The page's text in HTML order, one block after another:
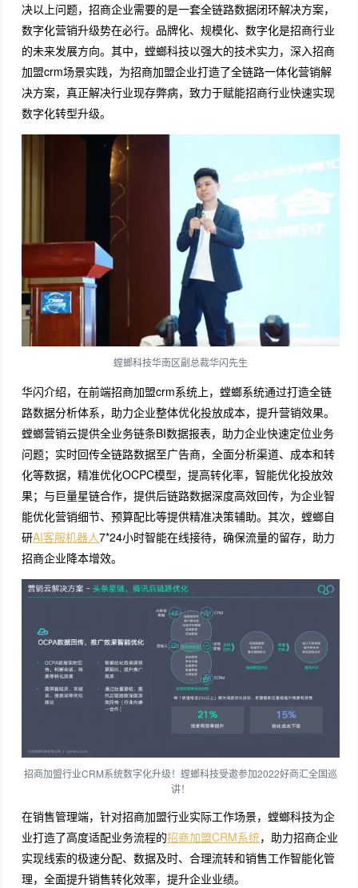
决以上问题，招商企业需要的是一套全链路数据闭环解决方案，
数字化营销升级势在必行。品牌化、规模化、数字化是招商行业
的未来发展方向。其中，螳螂科技以强大的技术实力，深入招商
加盟crm场景实践，为招商加盟企业打造了全链路一体化营销解
决方案，真正解决行业现存弊病，致力于赋能招商行业快速实现
数字化转型升级。
螳螂科技华南区副总裁华闪先生
华闪介绍，在前端招商加盟crm系统上，螳螂系统通过打造全链
路数据分析体系，助力企业整体优化投放成本，提升营销效果。
螳螂营销云提供全业务链条BI数据报表，助力企业快速定位业务
问题；实时回传全链路数据至广告商，全面分析渠道、成本和转
化等数据，精准优化OCPC模型，提高转化率，智能优化投放效
果；与巨量星链合作，提供后链路数据深度高效回传，为企业智
能优化营销细节、预算配比等提供精准决策辅助。其次，螳螂自
研AI客服机器人7*24小时智能在线接待，确保流量的留存，助力
招商企业降本增效。
招商加盟行业CRM系统数字化升级！螳螂科技受邀参加2022好商汇全国巡
讲！
在销售管理端，针对招商加盟行业实际工作场景，螳螂科技为企
业打造了高度适配业务流程的招商加盟CRM系统，助力招商企业
实现线索的极速分配、数据及时、合理流转和销售工作智能化管
理，全面提升销售转化效率，提升企业业绩。